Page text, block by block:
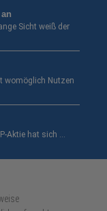
Sicht weiß der
womöglich Nutzen
Aktie hat sich …